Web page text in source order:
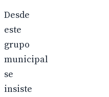
Desde
este
grupo
municipal
se
insiste